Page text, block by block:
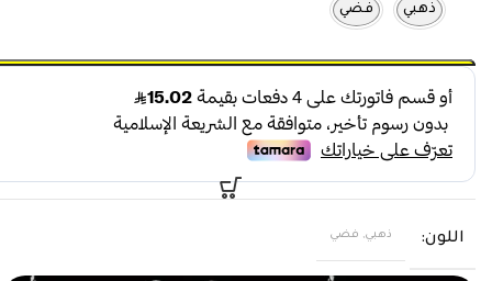
ذهبي فضي
اللون ذهبي, فضي